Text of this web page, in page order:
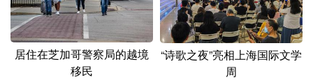
居住在芝加哥警察局的越境
移民
“诗歌之夜”亮相上海国际文学
周